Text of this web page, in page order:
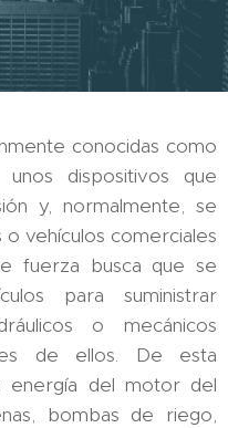
conocidas como
dispositivos que
y, normalmente, se
vehículos comerciales
fuerza busca que se
para suministrar
o mecánicos
de ellos. De esta
energía del motor del
bombas de riego,